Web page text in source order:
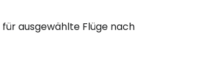
für ausgewählte Flüge nach